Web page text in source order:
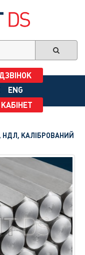
ENG
НДЛ, КАЛІБРОВАНИЙ